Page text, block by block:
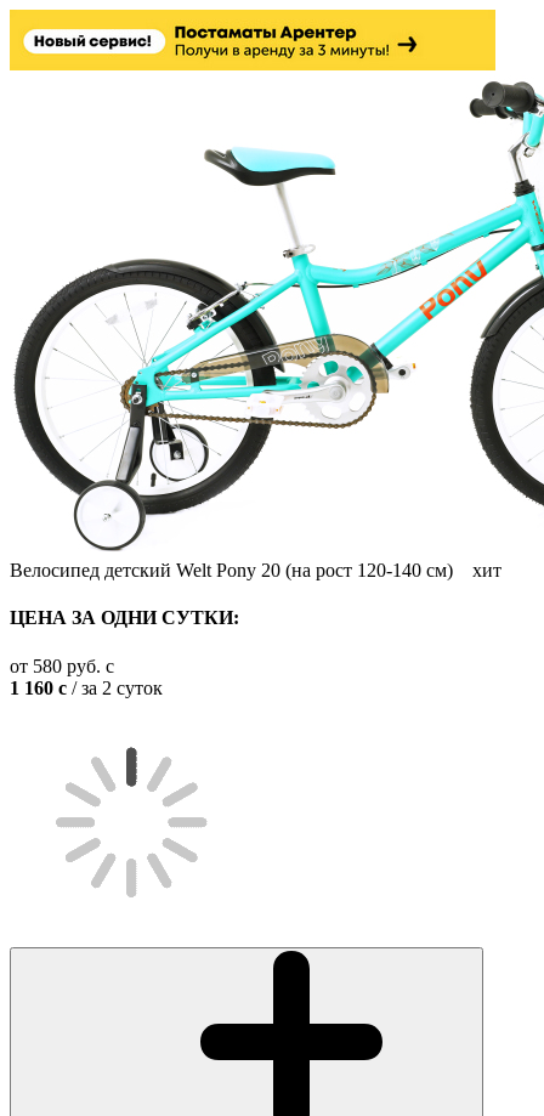
Велосипед детский Welt Pony 20 (на рост 120-140 см) хит
ЦЕНА ЗА ОДНИ СУТКИ:
от 580 руб. c
1 160 c / за 2 суток